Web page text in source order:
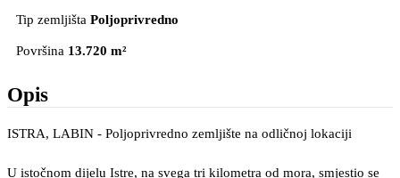
Tip zemljišta Poljoprivredno
Površina 13.720 m²
Opis
ISTRA, LABIN - Poljoprivredno zemljište na odličnoj lokaciji
U istočnom dijelu Istre, na svega tri kilometra od mora, smjestio se